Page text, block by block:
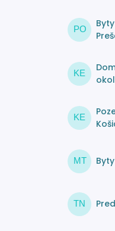
PO
KE
KE
MT
TN